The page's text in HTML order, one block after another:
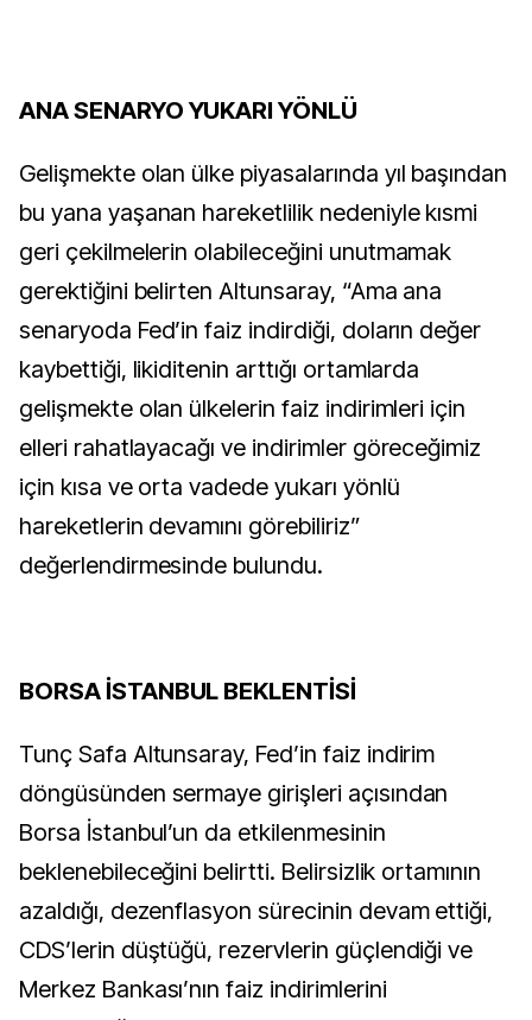
ANA SENARYO YUKARI YÖNLÜ
Gelişmekte olan ülke piyasalarında yıl başından
bu yana yaşanan hareketlilik nedeniyle kısmi
geri çekilmelerin olabileceğini unutmamak
gerektiğini belirten Altunsaray, “Ama ana
senaryoda Fed’in faiz indirdiği, doların değer
kaybettiği, likiditenin arttığı ortamlarda
gelişmekte olan ülkelerin faiz indirimleri için
elleri rahatlayacağı ve indirimler göreceğimiz
için kısa ve orta vadede yukarı yönlü
hareketlerin devamını görebiliriz”
değerlendirmesinde bulundu.
BORSA İSTANBUL BEKLENTİSİ
Tunç Safa Altunsaray, Fed’in faiz indirim
döngüsünden sermaye girişleri açısından
Borsa İstanbul’un da etkilenmesinin
beklenebileceğini belirtti. Belirsizlik ortamının
azaldığı, dezenflasyon sürecinin devam ettiği,
CDS’lerin düştüğü, rezervlerin güçlendiği ve
Merkez Bankası’nın faiz indirimlerini